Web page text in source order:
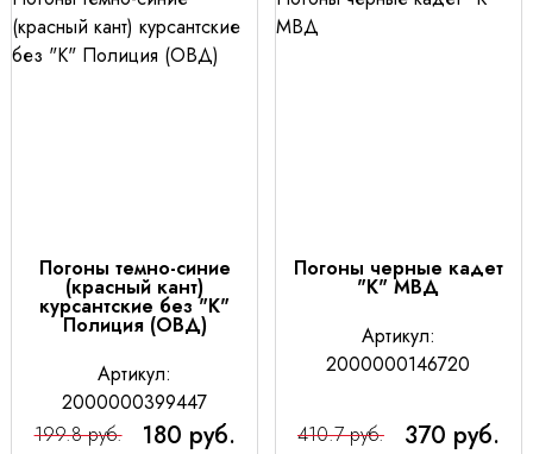
Погоны темно-синие
(красный кант)
курсантские без "К"
Полиция (ОВД)
Артикул:
2000000399447
199.8 руб.
180 руб.
Погоны черные кадет
"К" МВД
Артикул:
2000000146720
410.7 руб. 370 руб.